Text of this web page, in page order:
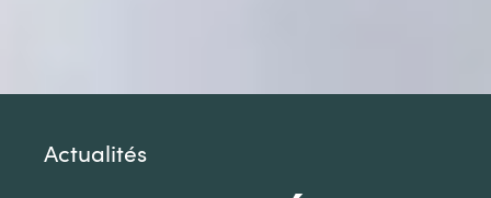
Actualités